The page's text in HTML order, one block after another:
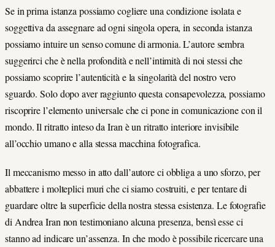
Se in prima istanza possiamo cogliere una condizione isolata e
soggettiva da assegnare ad ogni singola opera, in seconda istanza
possiamo intuire un senso comune di armonia. L’autore sembra
suggerirci che è nella profondità e nell’intimità di noi stessi che
possiamo scoprire l’autenticità e la singolarità del nostro vero
sguardo. Solo dopo aver raggiunto questa consapevolezza, possiamo
riscoprire l’elemento universale che ci pone in comunicazione con il
mondo. Il ritratto inteso da Iran è un ritratto interiore invisibile
all’occhio umano e alla stessa macchina fotografica.
Il meccanismo messo in atto dall’autore ci obbliga a uno sforzo, per
abbattere i molteplici muri che ci siamo costruiti, e per tentare di
guardare oltre la superficie della nostra stessa esistenza. Le fotografie
di Andrea Iran non testimoniano alcuna presenza, bensì esse ci
stanno ad indicare un’assenza. In che modo è possibile ricercare una